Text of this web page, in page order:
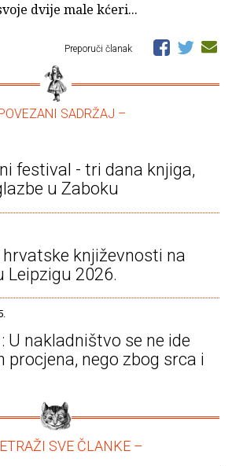
dvije male kćeri...
Preporuči članak
SADRŽAJ –
festival - tri dana knjiga,
u Zaboku
književnosti na
Leipzigu 2026.
U nakladništvo se ne ide
procjena, nego zbog srca i
SVE ČLANKE –